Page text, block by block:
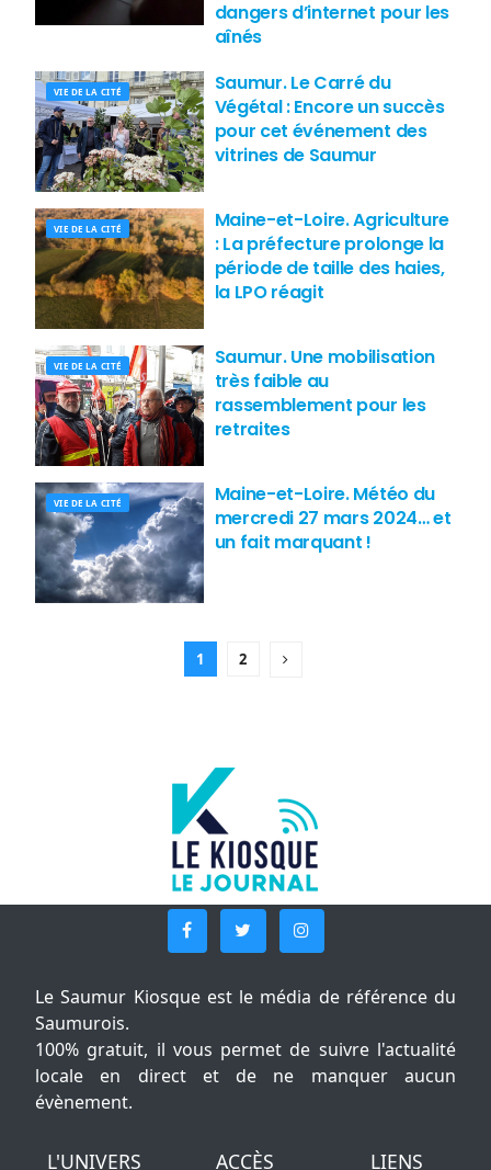
dangers d’internet pour les
aînés
VIE DE LA CITÉ
Saumur. Le Carré du
Végétal : Encore un succès
pour cet événement des
vitrines de Saumur
VIE DE LA CITÉ
Maine-et-Loire. Agriculture
: La préfecture prolonge la
période de taille des haies,
la LPO réagit
VIE DE LA CITÉ
Saumur. Une mobilisation
très faible au
rassemblement pour les
retraites
VIE DE LA CITÉ
Maine-et-Loire. Météo du
mercredi 27 mars 2024… et
un fait marquant !
1 2
Le Saumur Kiosque est le média de référence du
Saumurois.
100% gratuit, il vous permet de suivre l'actualité
locale en direct et de ne manquer aucun
évènement.
L'UNIVERS ACCÈS LIENS